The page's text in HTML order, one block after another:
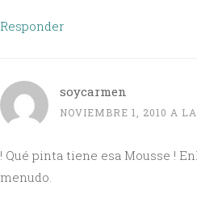
Responder
soycarmen
NOVIEMBRE 1, 2010 A
! Qué pinta tiene esa Mousse !
menudo.